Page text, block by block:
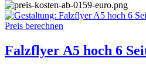
Falzflyer A5 hoch 6